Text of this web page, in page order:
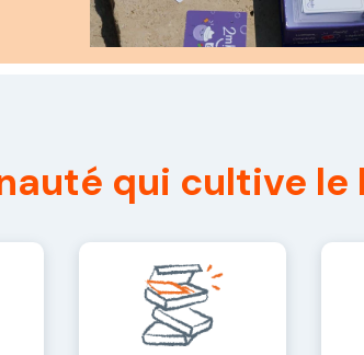
qui cultive le